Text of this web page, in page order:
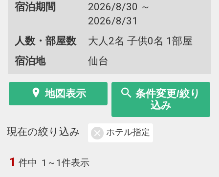
宿泊期間
2026/8/30 ～
2026/8/31
人数・部屋数
大人2名 子供0名 1部屋
宿泊地
仙台
地図表示
条件変更/絞り
込み
現在の絞り込み ホテル指定
1 件中 1～1件表示